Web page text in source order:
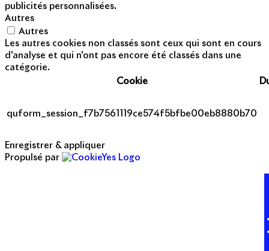
publicités personnalisées.
Autres
Autres
Les autres cookies non classés sont ceux qui sont en cours
d'analyse et qui n'ont pas encore été classés dans une
catégorie.
Cookie
quform_session_f7b7561119ce574f5bfbe00eb8880b70
Enregistrer & appliquer
Propulsé par